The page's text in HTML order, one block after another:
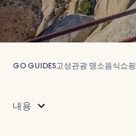
GO GUIDES고성관광 명소음식쇼핑
내용